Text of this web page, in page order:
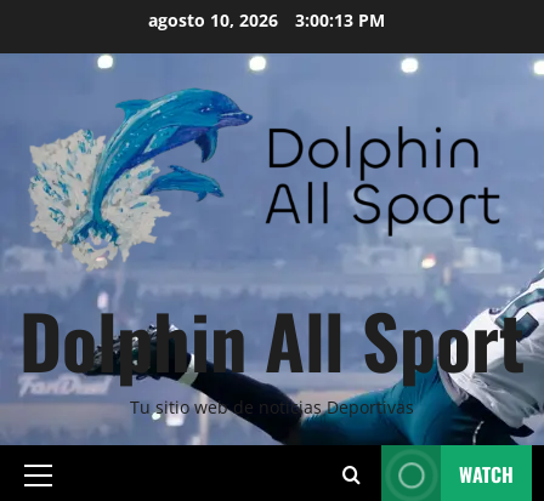
agosto 10, 2026 3:00:14 PM
Dolphin All Sport
Tu sitio web de noticias Deportivas
Primary
WATCH